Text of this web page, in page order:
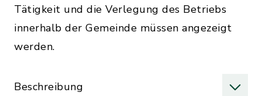
Tätigkeit und die Verlegung des Betriebs
innerhalb der Gemeinde müssen angezeigt
werden.
Beschreibung